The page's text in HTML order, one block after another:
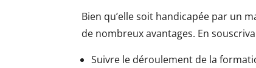
Bien qu’elle soit handicapée par un
de nombreux avantages. En
Suivre le déroulement de la